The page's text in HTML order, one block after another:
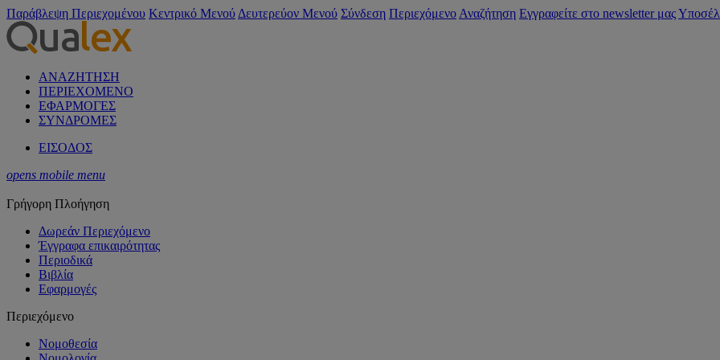
Παράβλεψη Περιεχομένου Κεντρικό Μενού Δευτερεύον Μενού Σύνδεση Περιεχόμενο Αναζήτηση Εγγραφείτε στο newsletter μας
ΑΝΑΖΗΤΗΣΗ
ΠΕΡΙΕΧΟΜΕΝΟ
ΕΦΑΡΜΟΓΕΣ
ΣΥΝΔΡΟΜΕΣ
ΕΙΣΟΔΟΣ
opens mobile menu
Γρήγορη Πλοήγηση
Δωρεάν Περιεχόμενο
Έγγραφα επικαιρότητας
Περιοδικά
Βιβλία
Εφαρμογές
Περιεχόμενο
Νομοθεσία